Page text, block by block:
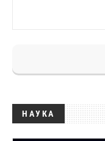
НАУКА